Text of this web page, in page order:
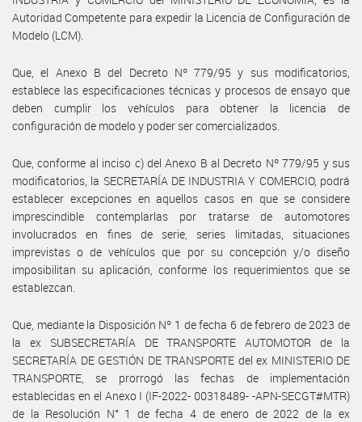
Autoridad Competente para expedir la Licencia de Configuración de
Modelo (LCM).
Que, el Anexo B del Decreto Nº 779/95 y sus modificatorios,
establece las especificaciones técnicas y procesos de ensayo que
deben cumplir los vehículos para obtener la licencia de
configuración de modelo y poder ser comercializados.
Que, conforme al inciso c) del Anexo B al Decreto Nº 779/95 y sus
modificatorios, la SECRETARÍA DE INDUSTRIA Y COMERCIO, podrá
establecer excepciones en aquellos casos en que se considere
imprescindible contemplarlas por tratarse de automotores
involucrados en fines de serie, series limitadas, situaciones
imprevistas o de vehículos que por su concepción y/o diseño
imposibilitan su aplicación, conforme los requerimientos que se
establezcan.
Que, mediante la Disposición Nº 1 de fecha 6 de febrero de 2023 de
la ex SUBSECRETARÍA DE TRANSPORTE AUTOMOTOR de la
SECRETARÍA DE GESTIÓN DE TRANSPORTE del ex MINISTERIO DE
TRANSPORTE, se prorrogó las fechas de implementación
establecidas en el Anexo I (IF-2022- 00318489- -APN-SECGT#MTR)
de la Resolución N° 1 de fecha 4 de enero de 2022 de la ex